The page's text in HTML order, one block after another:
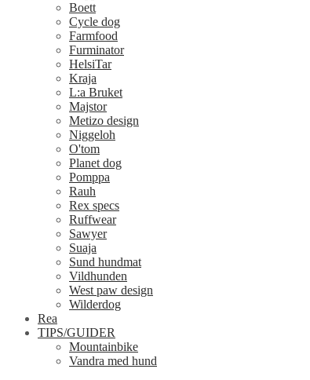
Boett
Cycle dog
Farmfood
Furminator
HelsiTar
Kraja
L:a Bruket
Majstor
Metizo design
Niggeloh
O'tom
Planet dog
Pomppa
Rauh
Rex specs
Ruffwear
Sawyer
Suaja
Sund hundmat
Vildhunden
West paw design
Wilderdog
Rea
TIPS/GUIDER
Mountainbike
Vandra med hund